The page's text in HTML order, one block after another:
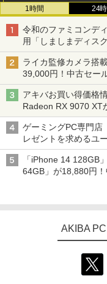
1時間 24
令和のファミコンデ
用「しましまディス
ライカ監修カメラ搭
39,000円！中古セー
アキバお買い得価格
Radeon RX 9070 XT
型モニターが9,801
ゲーミングPC専門店
レゼントを求めるユ
「iPhone 14 128GB
64GB」が18,880円
AKIBA